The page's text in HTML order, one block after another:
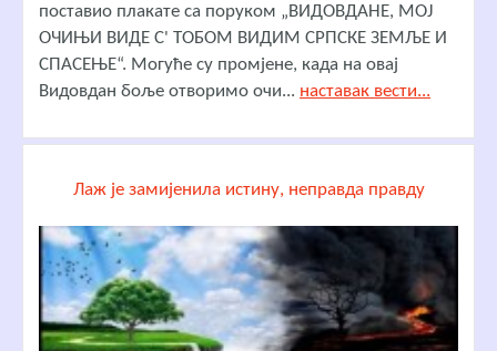
поставио плакате са поруком „ВИДОВДАНЕ, МОЈ
ОЧИЊИ ВИДЕ С' ТОБОМ ВИДИМ СРПСКЕ ЗЕМЉЕ И
СПАСЕЊЕ“. Могуће су промјене, када на овај
Видовдан боље отворимо очи... наставак вести...
Лаж је замијенила истину, неправда правду